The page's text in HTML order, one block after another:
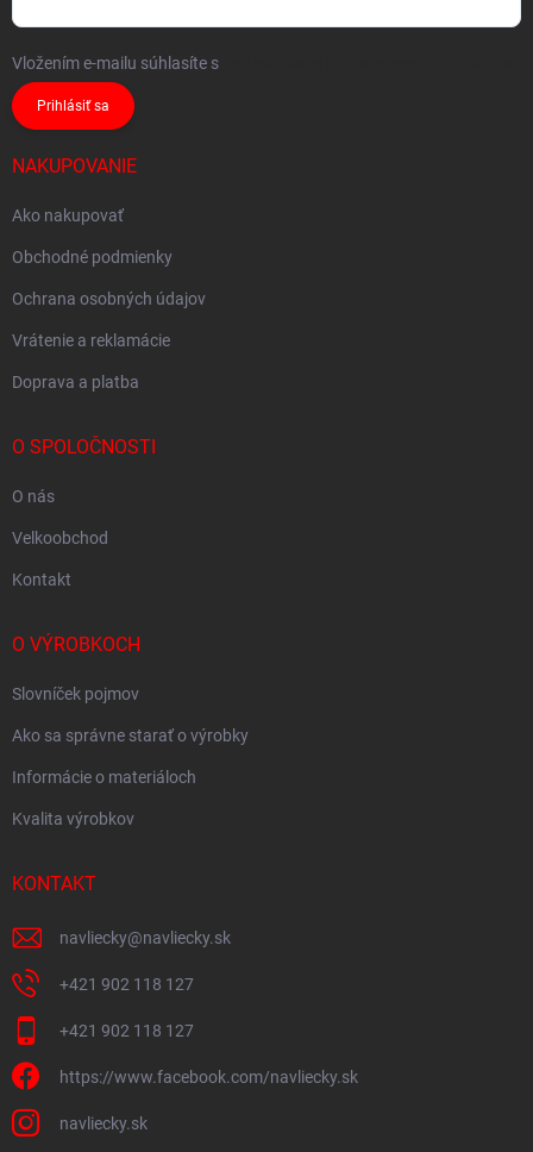
Vložením e-mailu súhlasíte s
Prihlásiť sa
NAKUPOVANIE
Ako nakupovať
Obchodné podmienky
Ochrana osobných údajov
Vrátenie a reklamácie
Doprava a platba
O SPOLOČNOSTI
O nás
Velkoobchod
Kontakt
O VÝROBKOCH
Slovníček pojmov
Ako sa správne starať o výrobky
Informácie o materiáloch
Kvalita výrobkov
KONTAKT
navliecky@navliecky.sk
+421 902 118 127
+421 902 118 127
https://www.facebook.com/navliecky.sk
navliecky.sk